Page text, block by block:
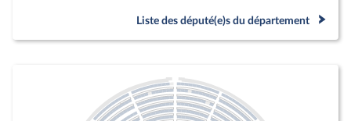
Liste des député(e)s du département